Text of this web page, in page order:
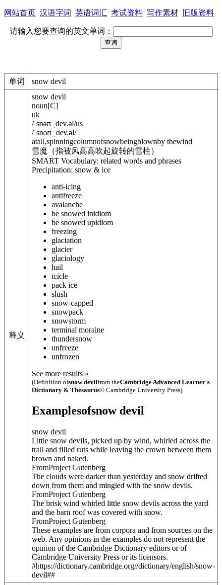
网站首页 汉语字词 英语词汇 考试资料 写作素材 旧版资料
请输入您要查询的英文单词：
单词 snow devil
释义
snow devil
noun[C]
uk
/ˈsnəʊ ˌdev.əl/us
/ˈsnoʊ ˌdev.əl/
atall,spinningcolumnofsnowbeingblownby thewind
雪魔（指被风高高吹起旋转的雪柱）
SMART Vocabulary: related words and phrases
Precipitation: snow & ice
anti-icing
antifreeze
avalanche
be snowed inidiom
be snowed upidiom
freezing
glaciation
glacier
glaciology
hail
icicle
pack ice
slush
snow-capped
snowpack
snowstorm
terminal moraine
thundersnow
unfreeze
unfrozen
See more results »
(Definition ofsnow devilfrom theCambridge Advanced Learner's
Dictionary & Thesaurus© Cambridge University Press)
Examplesofsnow devil
snow devil
Little snow devils, picked up by wind, whirled across the
trail and filled ruts while leaving the crown between them
brown and naked.
FromProject Gutenberg
The clouds were darker than yesterday and snow drifted
down from them and mingled with the snow devils.
FromProject Gutenberg
The brisk wind whirled little snow devils across the yard
and the barn roof was covered with snow.
FromProject Gutenberg
These examples are from corpora and from sources on the
web. Any opinions in the examples do not represent the
opinion of the Cambridge Dictionary editors or of
Cambridge University Press or its licensors.
#https://dictionary.cambridge.org//dictionary/english/snow-
devil##